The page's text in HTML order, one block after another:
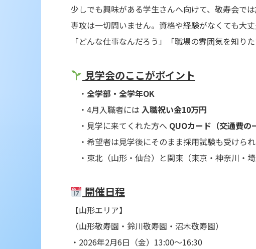
少しでも興味がある学生さんへ向けて、敬寿会では
専攻は一切問いません。資格や経験がなくても大丈
「どんな仕事なんだろう」「職場の雰囲気を知り
見学会のここがポイント
・ 全学部・全学年OK
・4月入職者には 入職祝い金10万円
・見学に来てくれた方へ QUOカード（交通費の
・希望者は見学後にそのまま採用試験も受けら
・東北（山形・仙台）と関東（東京・神奈川・
開催日程
【山形エリア】
（山形敬寿園・鈴川敬寿園・沼木敬寿園）
・2026年2月6日（金）13:00～16:30